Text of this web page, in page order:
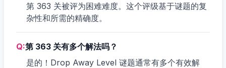
第 363 关被评为困难难度。这个评级基于谜题的复
杂性和所需的精确度。
Q:第 363 关有多个解法吗？
是的！Drop Away Level 谜题通常有多个有效解